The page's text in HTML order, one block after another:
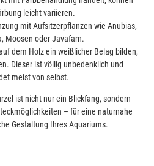
leicht variieren.
mit Aufsitzerpflanzen wie Anubias,
Moosen oder Javafarn.
dem Holz ein weißlicher Belag bilden,
Dieser ist völlig unbedenklich und
meist von selbst.
ist nicht nur ein Blickfang, sondern
– für eine naturnahe
Gestaltung Ihres Aquariums.